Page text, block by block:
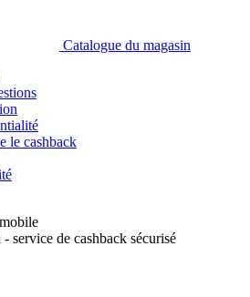
Catalogue du magasin
le cashback
- service de cashback sécurisé